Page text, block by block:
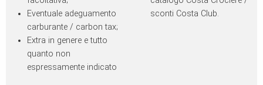
Eventuale adeguamento
carburante / carbon tax;
Extra in genere e tutto
quanto non
espressamente indicato
sconti Costa Club.